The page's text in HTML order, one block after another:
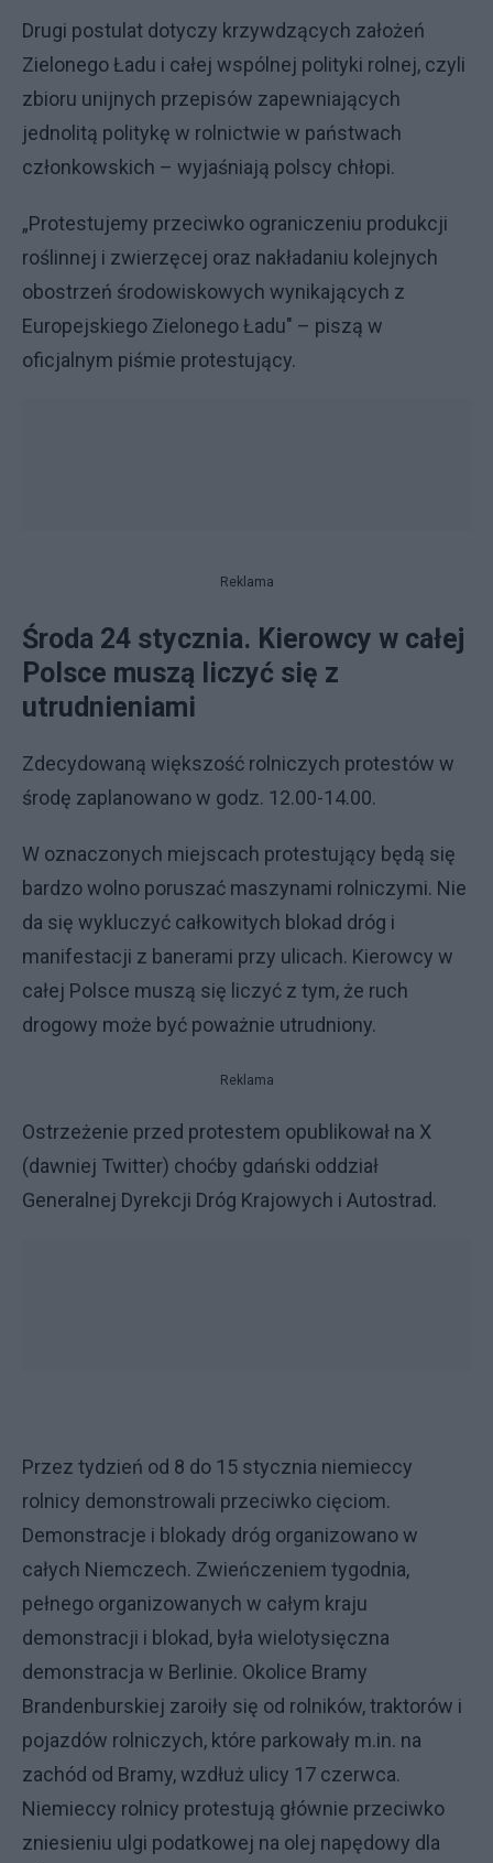
Drugi postulat dotyczy krzywdzących założeń
Zielonego Ładu i całej wspólnej polityki rolnej, czyli
zbioru unijnych przepisów zapewniających
jednolitą politykę w rolnictwie w państwach
członkowskich – wyjaśniają polscy chłopi.
„Protestujemy przeciwko ograniczeniu produkcji
roślinnej i zwierzęcej oraz nakładaniu kolejnych
obostrzeń środowiskowych wynikających z
Europejskiego Zielonego Ładu" – piszą w
oficjalnym piśmie protestujący.
Reklama
Środa 24 stycznia. Kierowcy w całej
Polsce muszą liczyć się z
utrudnieniami
Zdecydowaną większość rolniczych protestów w
środę zaplanowano w godz. 12.00-14.00.
W oznaczonych miejscach protestujący będą się
bardzo wolno poruszać maszynami rolniczymi. Nie
da się wykluczyć całkowitych blokad dróg i
manifestacji z banerami przy ulicach. Kierowcy w
całej Polsce muszą się liczyć z tym, że ruch
drogowy może być poważnie utrudniony.
Reklama
Ostrzeżenie przed protestem opublikował na X
(dawniej Twitter) choćby gdański oddział
Generalnej Dyrekcji Dróg Krajowych i Autostrad.
Przez tydzień od 8 do 15 stycznia niemieccy
rolnicy demonstrowali przeciwko cięciom.
Demonstracje i blokady dróg organizowano w
całych Niemczech. Zwieńczeniem tygodnia,
pełnego organizowanych w całym kraju
demonstracji i blokad, była wielotysięczna
demonstracja w Berlinie. Okolice Bramy
Brandenburskiej zaroiły się od rolników, traktorów i
pojazdów rolniczych, które parkowały m.in. na
zachód od Bramy, wzdłuż ulicy 17 czerwca.
Niemieccy rolnicy protestują głównie przeciwko
zniesieniu ulgi podatkowej na olej napędowy dla